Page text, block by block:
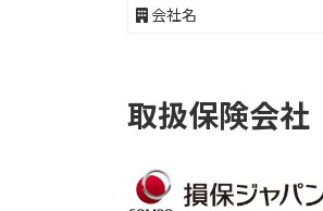
会社名
取扱保険会社